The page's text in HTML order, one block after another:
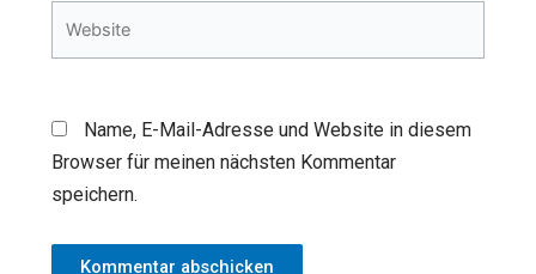
Name, E-Mail-Adresse und Website in diesem
Browser für meinen nächsten Kommentar
speichern.